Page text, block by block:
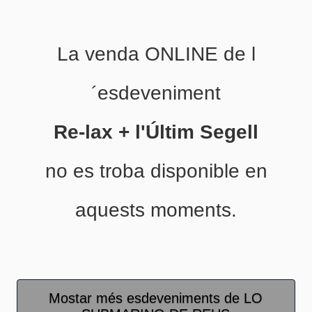
La venda ONLINE de l
´esdeveniment
Re-lax + l'Últim Segell
no es troba disponible en
aquests moments.
Mostar més esdeveniments de LO